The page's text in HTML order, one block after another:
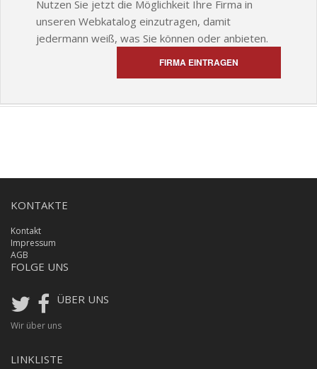
Nutzen Sie jetzt die Möglichkeit Ihre Firma in
unseren Webkatalog einzutragen, damit
jedermann weiß, was Sie können oder anbieten.
FIRMA EINTRAGEN
KONTAKTE
Kontakt
Impressum
AGB
FOLGE UNS
ÜBER UNS
Wir über uns
LINKLISTE